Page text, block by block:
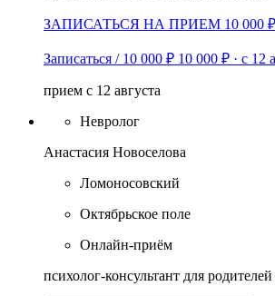
ЗАПИСАТЬСЯ НА ПРИЕМ 10 000 ₽
Записаться / 10 000 ₽ 10 000 ₽ · с 12
прием с 12 августа
Невролог
Анастасия Новоселова
Ломоносовский
Октябрьское поле
Онлайн-приём
психолог-консультант для родителей